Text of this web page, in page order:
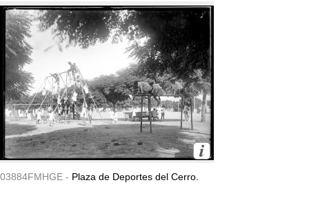
03884FMHGE - Plaza de Deportes del Cerro.